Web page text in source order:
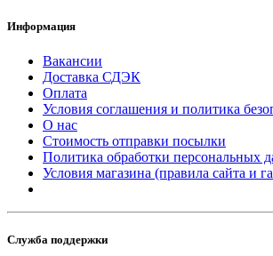
Информация
Вакансии
Доставка СДЭК
Оплата
Условия соглашения и политика
О нас
Стоимость отправки посылки
Политика обработки персональных
Условия магазина (правила сайта и
Служба поддержки